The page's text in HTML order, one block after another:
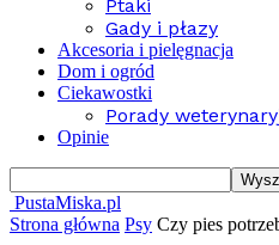
Ptaki
Gady i płazy
Akcesoria i pielęgnacja
Dom i ogród
Ciekawostki
Porady
Opinie
PustaMiska.pl
Strona główna Psy Czy pies